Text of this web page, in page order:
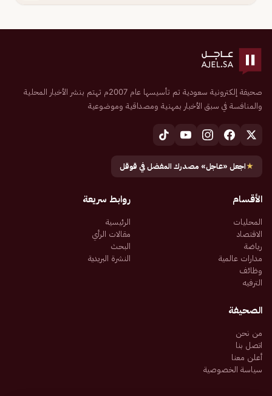
صحيفة إلكترونية سعودية تم تأسيسها عام 2007م تهتم بنشر الأخبار المحلية
والمنافسة في سبق الأخبار بمهنية ومصداقية وموضوعية
★اجعل «عاجل» مصدرك المفضل في قوقل
الأقسام
المحليات
الاقتصاد
رياضة
مدارات عالمية
وظائف
الترفيه
روابط سريعة
الرئيسية
مقالات الرأي
البحث
النشرة البريدية
الصحيفة
من نحن
اتصل بنا
أعلن معنا
سياسة الخصوصية